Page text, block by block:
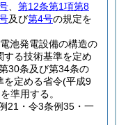
第12条第1項第8
及び第4号の規定を
池発電設備の構造の
する技術基準を定め
30条及び第34条の
を定める省令(平成9
準用する。
21・令3条例35・一